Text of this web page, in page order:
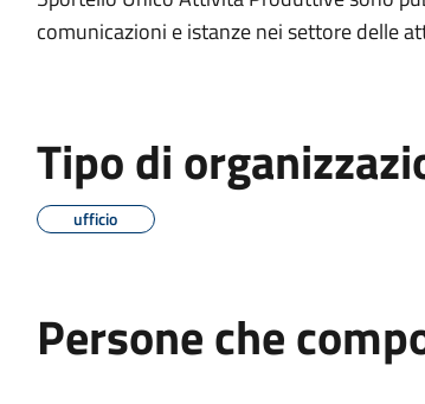
comunicazioni e istanze nei settore delle
Tipo di
ufficio
Persone che